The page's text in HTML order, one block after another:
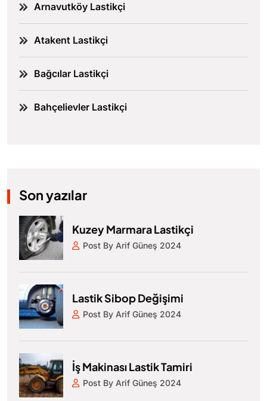
Arnavutköy Lastikçi
Atakent Lastikçi
Bağcılar Lastikçi
Bahçelievler Lastikçi
Son yazılar
Kuzey Marmara Lastikçi
Post By Arif Güneş 2024
Lastik Sibop Değişimi
Post By Arif Güneş 2024
İş Makinası Lastik Tamiri
Post By Arif Güneş 2024